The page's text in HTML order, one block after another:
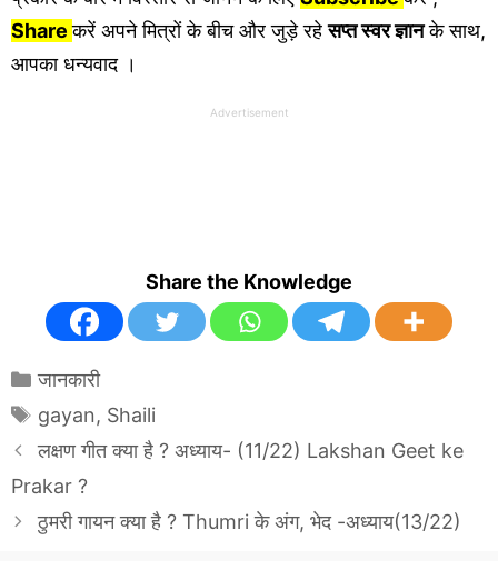
Shareकरें अपने मित्रों के बीच और जुड़े रहेसप्त स्वर ज्ञानके साथ,
आपका धन्यवाद ।
Advertisement
Share the Knowledge
Categories
जानकारी
Tags
gayan, Shaili
लक्षण गीत क्या है ? अध्याय- (11/22) Lakshan Geet ke
Prakar ?
ठुमरी गायन क्या है ? Thumri के अंग, भेद -अध्याय(13/22)